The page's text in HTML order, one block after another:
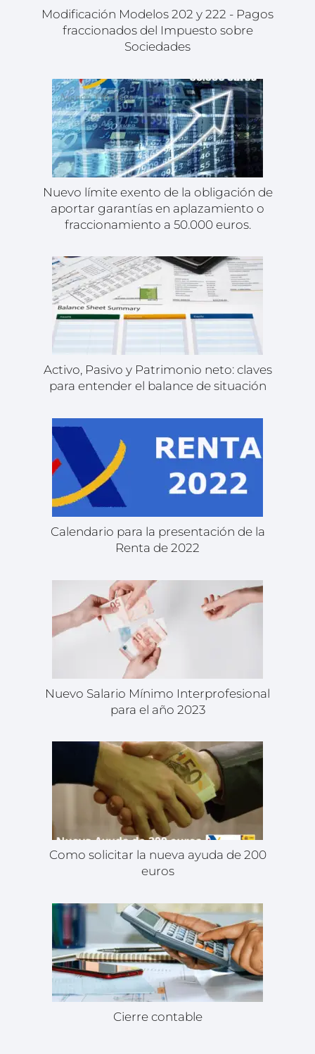
Modificación Modelos 202 y 222 - Pagos
fraccionados del Impuesto sobre
Sociedades
Nuevo límite exento de la obligación de
aportar garantías en aplazamiento o
fraccionamiento a 50.000 euros.
Activo, Pasivo y Patrimonio neto: claves
para entender el balance de situación
Calendario para la presentación de la
Renta de 2022
Nuevo Salario Mínimo Interprofesional
para el año 2023
Como solicitar la nueva ayuda de 200
euros
Cierre contable